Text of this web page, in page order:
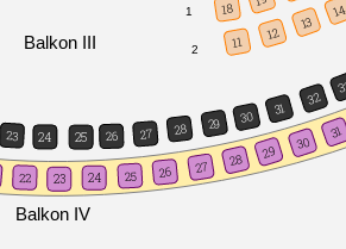
1
2
Balkon IV
Balkon III
23
18
24 25
22
26
24
11
23
27 28
25
12
29
26
13
30
14
27
31
28
32
29 30
31